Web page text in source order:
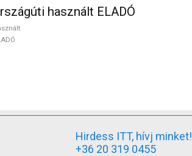
használt ELADÓ
Hirdess ITT, hívj minket!
+36 20 319 0455